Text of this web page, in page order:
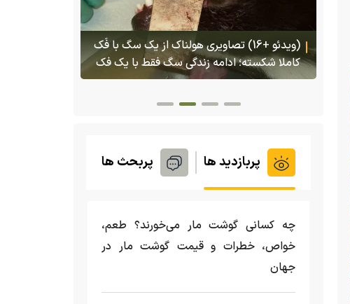
(ویدئو) تولد یک گکوی دو سر در پنسیلوانیا
پربازدید ها پربحث ها
چه کسانی گوشت مار می‌خورند؟ طعم،
خواص، خطرات و قیمت گوشت مار در
جهان